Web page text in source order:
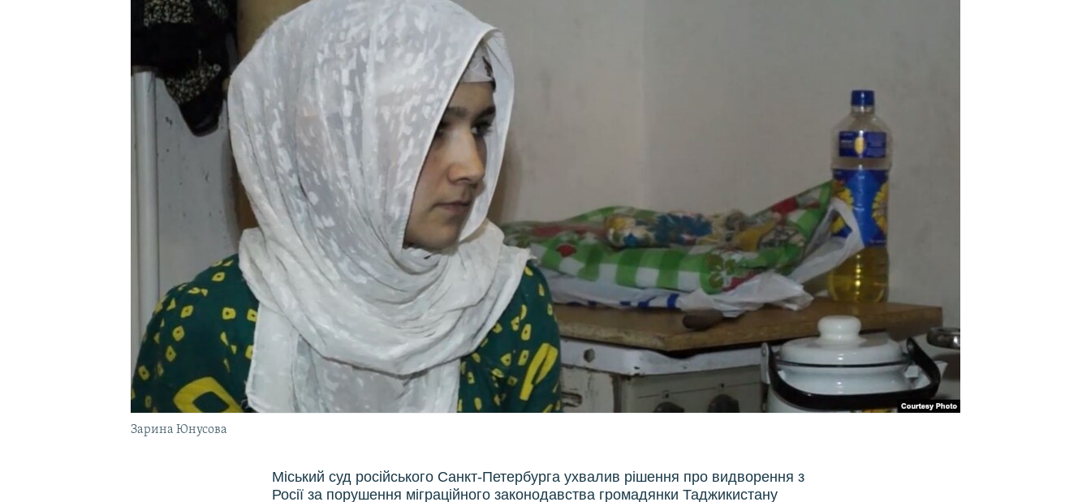
Зарина Юнусова
Міський суд російського Санкт-Петербурга ухвалив рішення про видворення з
Росії за порушення міграційного законодавства громадянки Таджикистану